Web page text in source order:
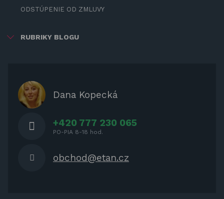
ODSTÚPENIE OD ZMLUVY
RUBRIKY BLOGU
OCHRANNÉ KRYTY PRE
ZÁHRADNÝ NÁBYTOK
Dana Kopecká
+420 777 230 065
PO-PIA 8-18 hod.
obchod@etan.cz